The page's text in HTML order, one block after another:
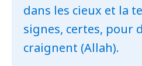
dans les cieux et la
signes, certes, pour
craignent (Allah).